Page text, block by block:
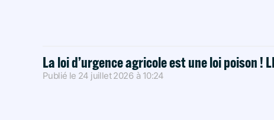
La loi d’urgence agricole est une loi poison
Publié le 24 juillet 2026 à 10:24